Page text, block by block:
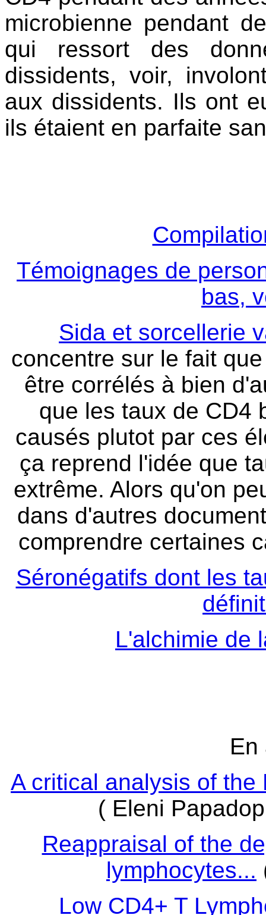
microbienne pendant
qui ressort des
dissidents, voir,
aux dissidents. Ils ont
ils étaient en parfaite
Témoignages de
bas,
Sida et sorcellerie
concentre sur le fait
être corrélés à bien
que les taux de CD4
causés plutot par ces
ça reprend l'idée que
extrême. Alors qu'on
dans d'autres
comprendre certaines
Séronégatifs dont les
L'alchimie de
En
A critical analysis of the
( Eleni
Reappraisal of the
lymphocytes...
Low CD4+ T